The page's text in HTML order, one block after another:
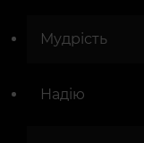
Мудрість
Надію